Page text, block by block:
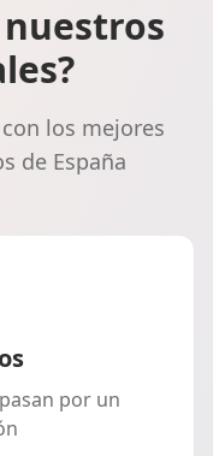
los mejores
de España
por un